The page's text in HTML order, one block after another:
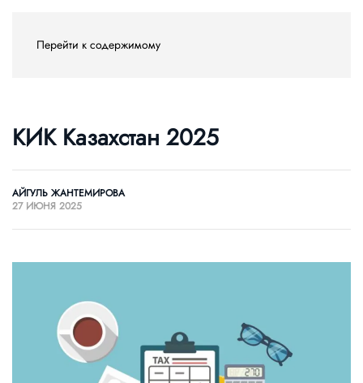
Перейти к содержимому
КИК Казахстан 2025
АЙГУЛЬ ЖАНТЕМИРОВА
27 ИЮНЯ 2025